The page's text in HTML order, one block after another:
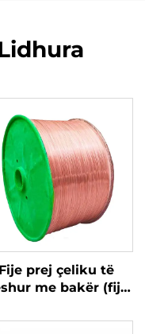
Fije prej çeliku të
me bakër (fije